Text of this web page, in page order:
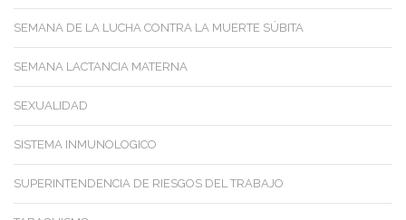
SEMANA DE LA LUCHA CONTRA LA MUERTE SÚBITA
SEMANA LACTANCIA MATERNA
SEXUALIDAD
SISTEMA INMUNOLOGICO
SUPERINTENDENCIA DE RIESGOS DEL TRABAJO